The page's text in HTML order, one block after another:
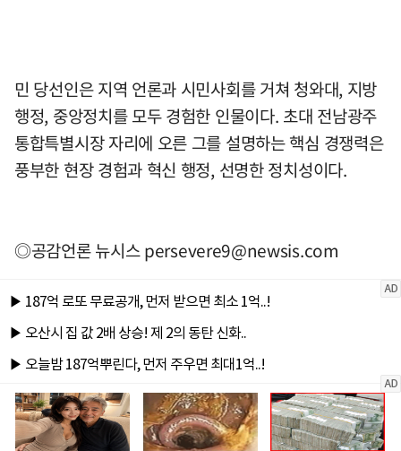
민 당선인은 지역 언론과 시민사회를 거쳐 청와대, 지방
행정, 중앙정치를 모두 경험한 인물이다. 초대 전남광주
통합특별시장 자리에 오른 그를 설명하는 핵심 경쟁력은
풍부한 현장 경험과 혁신 행정, 선명한 정치성이다.
◎공감언론 뉴시스persevere9@newsis.com